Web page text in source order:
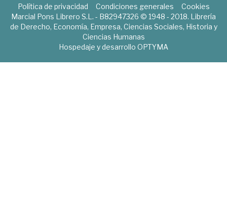
Política de privacidad Condiciones generales
Cookies
Marcial Pons Librero S.L. - B82947326 © 1948 - 2018. Librería
de Derecho, Economía, Empresa, Ciencias Sociales, Historia y
Ciencias Humanas
Hospedaje y desarrollo OPTYMA